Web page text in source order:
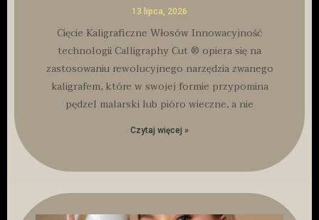
13 lipca, 2026
Cięcie Kaligraficzne Włosów Innowacyjność
technologii Calligraphy Cut ® opiera się na
zastosowaniu rewolucyjnego narzędzia zwanego
kaligrafem, które w swojej formie przypomina
pędzel malarski lub pióro wieczne, a nie
Czytaj więcej »